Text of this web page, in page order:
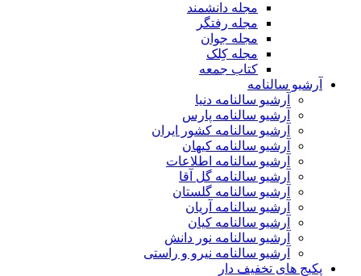
مجله دانشمند
مجله رفتگر
مجله جوان
مجله کِلک
کتاب جمعه
آرشیو سالنامه
آرشیو سالنامه دنیا
آرشیو سالنامه پارس
آرشیو سالنامه کشور ایران
آرشیو سالنامه کیهان
آرشیو سالنامه اطلاعات
آرشیو سالنامه گل آقا
آرشیو سالنامه گلستان
آرشیو سالنامه آریان
آرشیو سالنامه کیان
آرشیو سالنامه نور دانش
آرشیو سالنامه نیرو و راستی
پکیج های تخفیف دار